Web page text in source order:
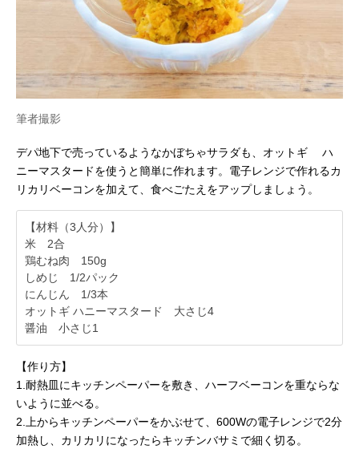
筆者撮影
デパ地下で売っているようなかぼちゃサラダも、オットギ ハ
ニーマスタードを使うと簡単に作れます。電子レンジで作れるカ
リカリベーコンを加えて、食べごたえをアップしましょう。
【材料（3人分）】
米 2合
鶏むね肉 150g
しめじ 1/2パック
にんじん 1/3本
オットギ ハニーマスタード 大さじ4
醤油 小さじ1
【作り方】
1.耐熱皿にキッチンペーパーを敷き、ハーフベーコンを重ならな
いように並べる。
2.上からキッチンペーパーをかぶせて、600Wの電子レンジで2分
加熱し、カリカリになったらキッチンバサミで細く切る。